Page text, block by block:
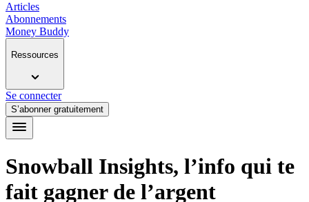
Articles
Abonnements
Money Buddy
Ressources
Se connecter
S’abonner gratuitement
Snowball Insights, l’info qui te
fait gagner de l’argent